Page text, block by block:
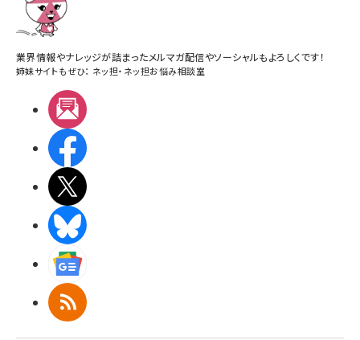
業界情報やナレッジが詰まったメルマガ配信やソーシャルもよろしくです！
姉妹サイトもぜひ： ネッ担・ ネッ担お悩み相談室
RSS